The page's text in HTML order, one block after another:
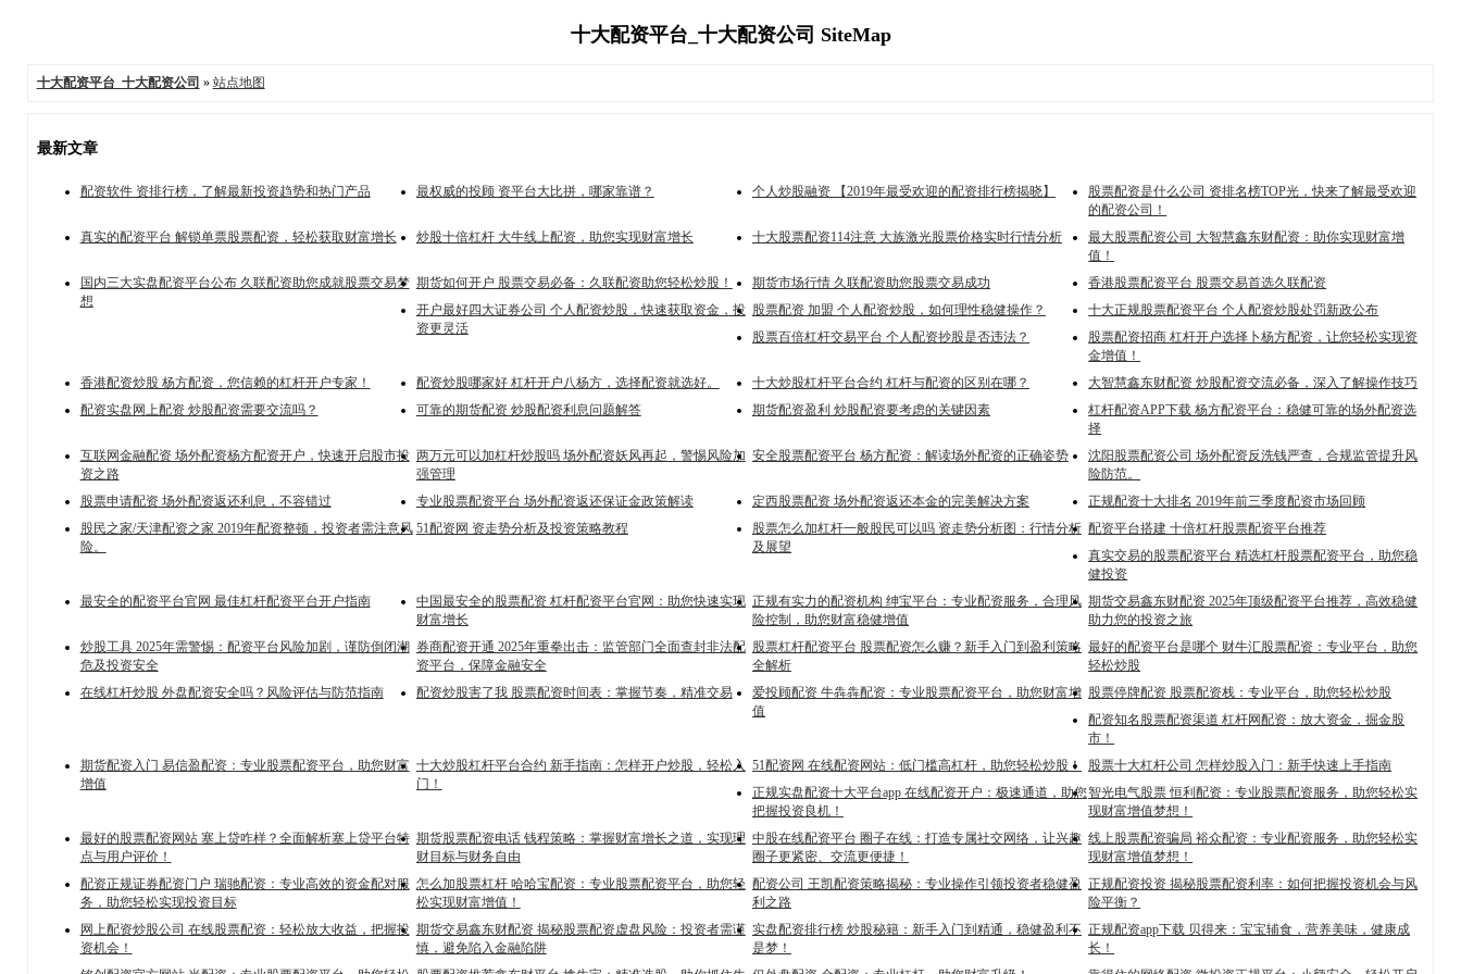
十大配资平台_十大配资公司 SiteMap
十大配资平台_十大配资公司 » 站点地图
最新文章
配资软件 资排行榜，了解最新投资趋势和热门产品 最权威的投顾 资平台大比拼，哪家靠谱？ 个人炒股融资 【2019年最受欢迎的配资排行榜揭晓】
股票配资是什么公司 资排名榜TOP光，快来了解最受欢迎
的配资公司！
真实的配资平台 解锁单票股票配资，轻松获取财富增长
炒股十倍杠杆 大牛线上配资，助您实现财富增长 十大股票配资114注意 大族激光股票价格实时行情分析
最大股票配资公司 大智慧鑫东财配资：助你实现财富增
值！
国内三大实盘配资平台公布 久联配资助您成就股票交易梦
想
期货如何开户 股票交易必备：久联配资助您轻松炒股！ 期货市场行情 久联配资助您股票交易成功
香港股票配资平台 股票交易首选久联配资
开户最好四大证券公司 个人配资炒股，快速获取资金，投
资更灵活
股票配资 加盟 个人配资炒股，如何理性稳健操作？
十大正规股票配资平台 个人配资炒股处罚新政公布
股票百倍杠杆交易平台 个人配资抄股是否违法？
股票配资招商 杠杆开户选择卜杨方配资，让您轻松实现资
金增值！
香港配资炒股 杨方配资，您信赖的杠杆开户专家！
配资炒股哪家好 杠杆开户八杨方，选择配资就选好。 十大炒股杠杆平台合约 杠杆与配资的区别在哪？
大智慧鑫东财配资 炒股配资交流必备，深入了解操作技巧
配资实盘网上配资 炒股配资需要交流吗？
可靠的期货配资 炒股配资利息问题解答 期货配资盈利 炒股配资要考虑的关键因素
杠杆配资APP下载 杨方配资平台：稳健可靠的场外配资选
择
互联网金融配资 场外配资杨方配资开户，快速开启股市投
资之路
两万元可以加杠杆炒股吗 场外配资妖风再起，警惕风险加
强管理
安全股票配资平台 杨方配资：解读场外配资的正确姿势
沈阳股票配资公司 场外配资反洗钱严查，合规监管提升风
险防范。
股票申请配资 场外配资返还利息，不容错过
专业股票配资平台 场外配资返还保证金政策解读 定西股票配资 场外配资返还本金的完美解决方案
正规配资十大排名 2019年前三季度配资市场回顾
股民之家/天津配资之家 2019年配资整顿，投资者需注意风
险。
51配资网 资走势分析及投资策略教程
股票怎么加杠杆一般股民可以吗 资走势分析图：行情分析
及展望
配资平台搭建 十倍杠杆股票配资平台推荐
真实交易的股票配资平台 精选杠杆股票配资平台，助您稳
健投资
最安全的配资平台官网 最佳杠杆配资平台开户指南
中国最安全的股票配资 杠杆配资平台官网：助您快速实现
财富增长
正规有实力的配资机构 绅宝平台：专业配资服务，合理风
险控制，助您财富稳健增值
期货交易鑫东财配资 2025年顶级配资平台推荐，高效稳健
助力您的投资之旅
炒股工具 2025年需警惕：配资平台风险加剧，谨防倒闭潮
危及投资安全
券商配资开通 2025年重拳出击：监管部门全面查封非法配
资平台，保障金融安全
股票杠杆配资平台 股票配资怎么赚？新手入门到盈利策略
全解析
最好的配资平台是哪个 财牛汇股票配资：专业平台，助您
轻松炒股
在线杠杆炒股 外盘配资安全吗？风险评估与防范指南
配资炒股害了我 股票配资时间表：掌握节奏，精准交易
爱投顾配资 牛犇犇配资：专业股票配资平台，助您财富增
值
股票停牌配资 股票配资栈：专业平台，助您轻松炒股
配资知名股票配资渠道 杠杆网配资：放大资金，掘金股
市！
期货配资入门 易信盈配资：专业股票配资平台，助您财富
增值
十大炒股杠杆平台合约 新手指南：怎样开户炒股，轻松入
门！
51配资网 在线配资网站：低门槛高杠杆，助您轻松炒股！
股票十大杠杆公司 怎样炒股入门：新手快速上手指南
正规实盘配资十大平台app 在线配资开户：极速通道，助您
把握投资良机！
智光电气股票 恒利配资：专业股票配资服务，助您轻松实
现财富增值梦想！
最好的股票配资网站 塞上贷咋样？全面解析塞上贷平台特
点与用户评价！
期货股票配资电话 钱程策略：掌握财富增长之道，实现理
财目标与财务自由
中股在线配资平台 圈子在线：打造专属社交网络，让兴趣
圈子更紧密、交流更便捷！
线上股票配资骗局 裕众配资：专业配资服务，助您轻松实
现财富增值梦想！
配资正规证券配资门户 瑞驰配资：专业高效的资金配对服
务，助您轻松实现投资目标
怎么加股票杠杆 哈哈宝配资：专业股票配资平台，助您轻
松实现财富增值！
配资公司 王凯配资策略揭秘：专业操作引领投资者稳健盈
利之路
正规配资投资 揭秘股票配资利率：如何把握投资机会与风
险平衡？
网上配资炒股公司 在线股票配资：轻松放大收益，把握投
资机会！
期货交易鑫东财配资 揭秘股票配资虚盘风险：投资者需谨
慎，避免陷入金融陷阱
实盘配资排行榜 炒股秘籍：新手入门到精通，稳健盈利不
是梦！
正规配资app下载 贝得来：宝宝辅食，营养美味，健康成
长！